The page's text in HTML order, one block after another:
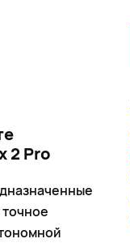
2 Pro